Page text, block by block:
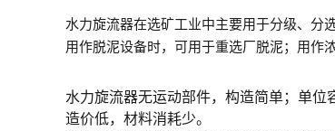
水力旋流器在选矿工业中主要用于分级、分
用作脱泥设备时，可用于重选厂脱泥；用作
水力旋流器无运动部件，构造简单；单位
造价低，材料消耗少。